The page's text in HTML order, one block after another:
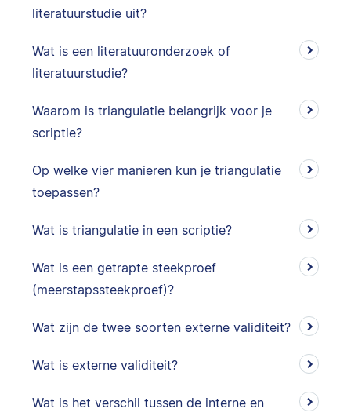
literatuurstudie uit?
Wat is een literatuuronderzoek of
literatuurstudie?
Waarom is triangulatie belangrijk voor je
scriptie?
Op welke vier manieren kun je triangulatie
toepassen?
Wat is triangulatie in een scriptie?
Wat is een getrapte steekproef
(meerstapssteekproef)?
Wat zijn de twee soorten externe validiteit?
Wat is externe validiteit?
Wat is het verschil tussen de interne en